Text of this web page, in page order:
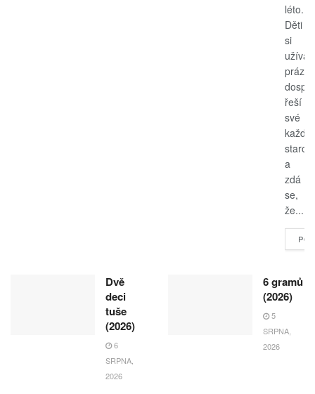
léto.
Děti
si
užívají
řeší
své
a
zdá
se,
že...
Dvě
deci
tuše
(2026)
6
SRPNA,
2026
6 gramů
(2026)
5
SRPNA,
2026